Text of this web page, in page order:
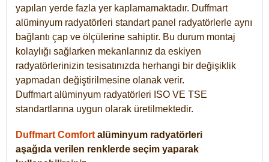
yapılan yerde fazla yer kaplamamaktadır. Duffmart
alüminyum radyatörleri standart panel radyatörlerle aynı
bağlantı çap ve ölçülerine sahiptir. Bu durum montaj
kolaylığı sağlarken mekanlarınız da eskiyen
radyatörlerinizin tesisatınızda herhangi bir değişiklik
yapmadan değiştirilmesine olanak verir.
Duffmart alüminyum radyatörleri ISO VE TSE
standartlarına uygun olarak üretilmektedir.
Duffmart Comfort alüminyum radyatörleri
aşağıda verilen renklerde seçim yaparak